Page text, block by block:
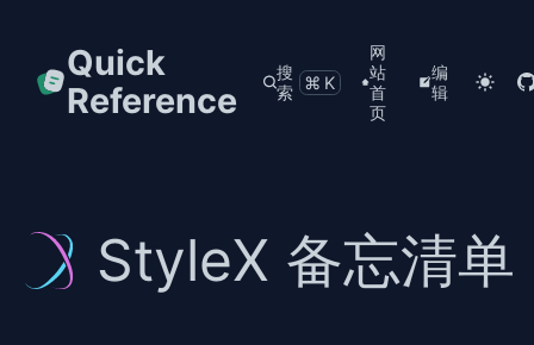
Quick
Reference
搜
索
⌘K
网
站
首
页
编
辑
StyleX 备忘清单